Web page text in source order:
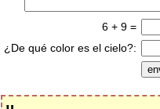
6 + 9 =
¿De qué color es el cielo?: